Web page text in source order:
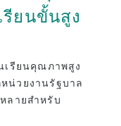
ยนขั้นสูง
เรียนคุณภาพสูง
น่วยงานรัฐบาล
ลายสำหรับ